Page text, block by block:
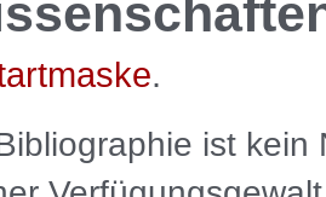
.
ist kein